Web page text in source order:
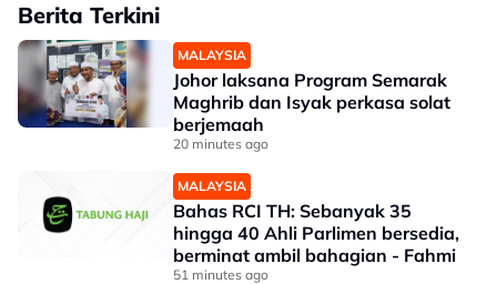
Berita Terkini
MALAYSIA
Johor laksana Program Semarak
Maghrib dan Isyak perkasa solat
berjemaah
20 minutes ago
MALAYSIA
Bahas RCI TH: Sebanyak 35
hingga 40 Ahli Parlimen bersedia,
berminat ambil bahagian - Fahmi
51 minutes ago